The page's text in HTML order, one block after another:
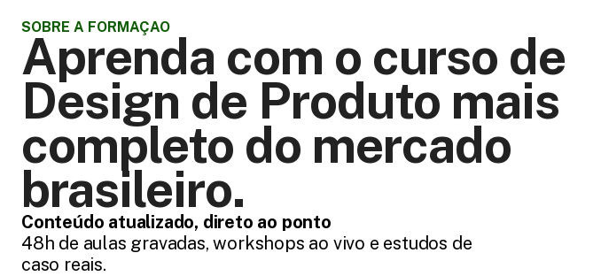
SOBRE A FORMAÇÃO
Aprenda com o curso de
Design de Produto mais
completo do mercado
brasileiro.
Conteúdo atualizado, direto ao ponto
48h de aulas gravadas, workshops ao vivo e estudos de
caso reais.